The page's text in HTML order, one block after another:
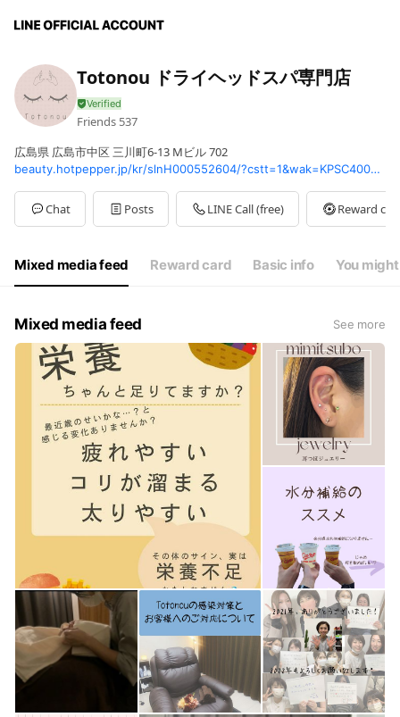
Totonou ドライヘッドスパ専門店
Friends 537
広島県 広島市中区 三川町6-13 Mビル 702
beauty.hotpepper.jp/kr/slnH000552604/?cstt=1&wak=KPSC400401_s_link_salontop
Chat Posts LINE Call (free) Reward
Mixed media feed Reward card Basic info You
Mixed media feed See more